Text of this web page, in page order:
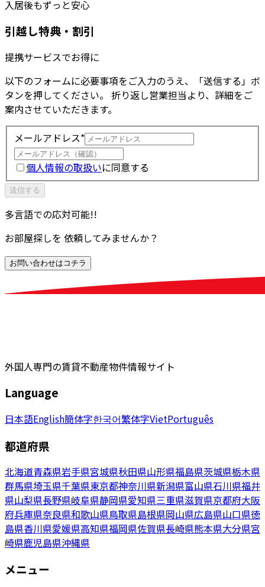
入居後もずっと安心
引越し特典・割引
提携サービスでお得に
以下のフォームに必要事項をご入力のうえ、「送信する」ボ
タンを押してください。 折り返し営業担当より、詳細をご
案内させていただきます。
メールアドレス*
個人情報の取扱いに同意する
送信する
多言語での応対可能!!
お部屋探しを 依頼してみませんか？
お問い合わせはコチラ
外国人専門の賃貸不動産物件情報サイト
Language
日本語English簡体字한국어繁体字VietPortuguês
都道府県
北海道青森県岩手県宮城県秋田県山形県福島県茨城県栃木県
群馬県埼玉県千葉県東京都神奈川県新潟県富山県石川県福井
県山梨県長野県岐阜県静岡県愛知県三重県滋賀県京都府大阪
府兵庫県奈良県和歌山県鳥取県島根県岡山県広島県山口県徳
島県香川県愛媛県高知県福岡県佐賀県長崎県熊本県大分県宮
崎県鹿児島県沖縄県
メニュー